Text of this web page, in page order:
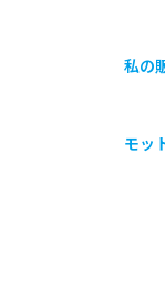
私の
モッ